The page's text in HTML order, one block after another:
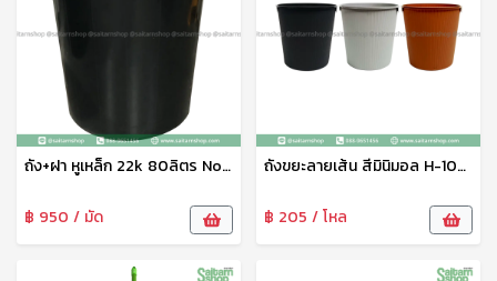
ถัง+ฝา หูเหล็ก 22k 80ลิตร No.714B LK
฿ 950 / มัด
ถังขยะลายเส้น สีมินิมอล H-109 JT
฿ 205 / โหล